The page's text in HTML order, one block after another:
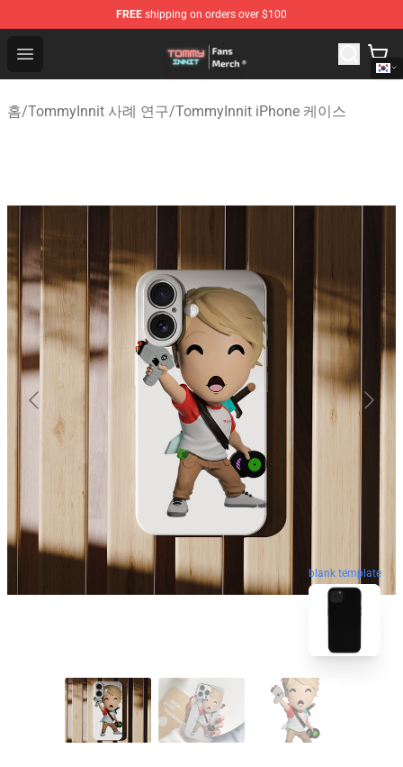
FREE shipping on orders over $100
Open menu
TommyInnit Store - Official TommyInnit Merchandise
홈/TommyInnit 사례 연구/TommyInnit iPhone 케이스
blank template